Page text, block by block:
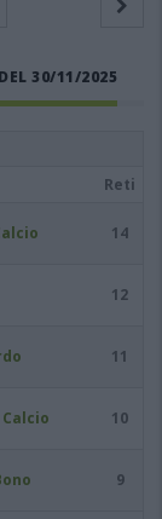
30/11/2025
Reti
14
12
11
10
9